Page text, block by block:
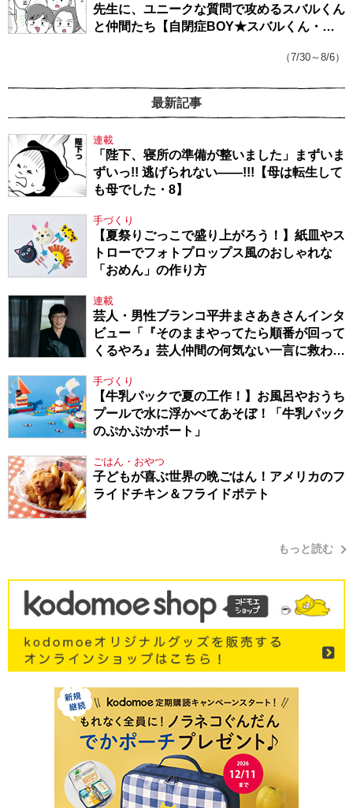
先生に、ユニークな質問で攻めるスバルくん
と仲間たち【自閉症BOY★スバルくん・
（7/30～8/6）
最新記事
連載
「陛下、寝所の準備が整いました」まずいま
ずいっ!! 逃げられない――!!!【母は転生して
も母でした・8】
手づくり
【夏祭りごっこで盛り上がろう！】紙皿やス
トローでフォトプロップス風のおしゃれな
「おめん」の作り方
連載
芸人・男性ブランコ平井まさあきさんインタ
ビュー「『そのままやってたら順番が回って
くるやろ』芸人仲間の何気ない一言に救われ
手づくり
【牛乳パックで夏の工作！】お風呂やおうち
プールで水に浮かべてあそぼ！「牛乳パック
のぷかぷかボート」
ごはん・おやつ
子どもが喜ぶ世界の晩ごはん！アメリカのフ
ライドチキン＆フライドポテト
もっと読む